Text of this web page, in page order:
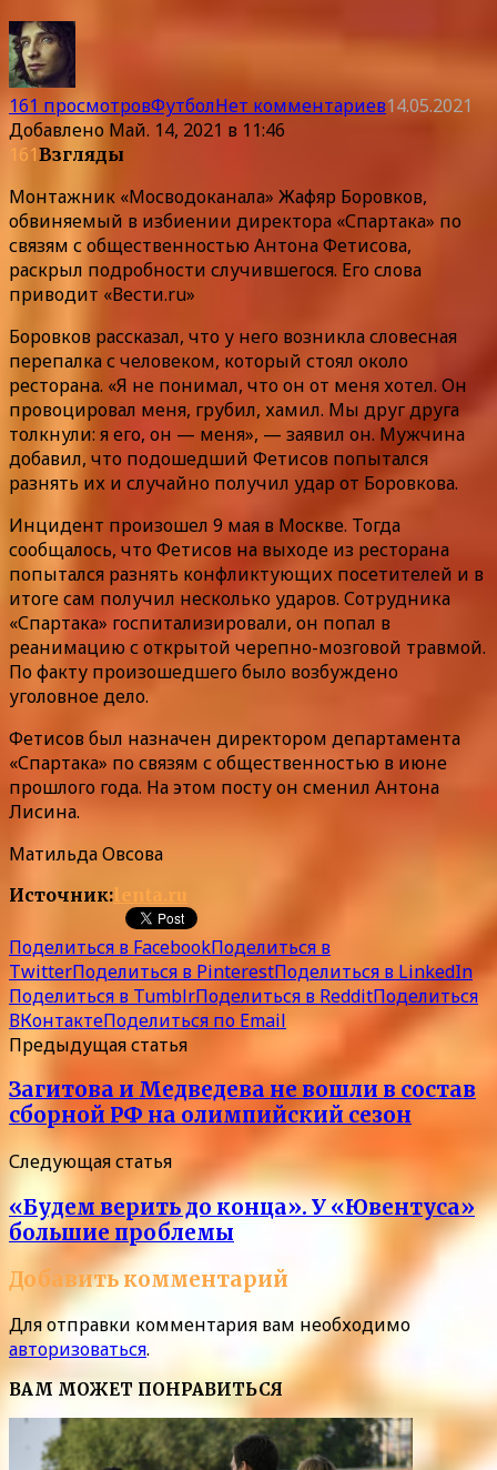
161 просмотровФутболНет комментариев14.05.2021
Добавлено Май. 14, 2021 в 11:46
161Взгляды
Монтажник «Мосводоканала» Жафяр Боровков,
обвиняемый в избиении директора «Спартака» по
связям с общественностью Антона Фетисова,
раскрыл подробности случившегося. Его слова
приводит «Вести.ru»
Боровков рассказал, что у него возникла словесная
перепалка с человеком, который стоял около
ресторана. «Я не понимал, что он от меня хотел. Он
провоцировал меня, грубил, хамил. Мы друг друга
толкнули: я его, он — меня», — заявил он. Мужчина
добавил, что подошедший Фетисов попытался
разнять их и случайно получил удар от Боровкова.
Инцидент произошел 9 мая в Москве. Тогда
сообщалось, что Фетисов на выходе из ресторана
попытался разнять конфликтующих посетителей и в
итоге сам получил несколько ударов. Сотрудника
«Спартака» госпитализировали, он попал в
реанимацию с открытой черепно-мозговой травмой.
По факту произошедшего было возбуждено
уголовное дело.
Фетисов был назначен директором департамента
«Спартака» по связям с общественностью в июне
прошлого года. На этом посту он сменил Антона
Лисина.
Матильда Овсова
Источник:lenta.ru
Поделиться в FacebookПоделиться в
TwitterПоделиться в PinterestПоделиться в LinkedIn
Поделиться в TumblrПоделиться в RedditПоделиться
ВКонтактеПоделиться по Email
Предыдущая статья
Загитова и Медведева не вошли в состав
сборной РФ на олимпийский сезон
Следующая статья
«Будем верить до конца». У «Ювентуса»
большие проблемы
Добавить комментарий
Для отправки комментария вам необходимо
авторизоваться.
ВАМ МОЖЕТ ПОНРАВИТЬСЯ